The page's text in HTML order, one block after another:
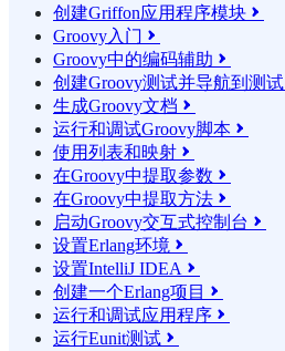
创建Griffon应用程序模块 
Groovy入门 
Groovy中的编码辅助 
创建Groovy测试并导航到测试
生成Groovy文档 
运行和调试Groovy脚本 
使用列表和映射 
在Groovy中提取参数 
在Groovy中提取方法 
启动Groovy交互式控制台 
设置Erlang环境 
设置IntelliJ IDEA 
创建一个Erlang项目 
运行和调试应用程序 
运行Eunit测试 